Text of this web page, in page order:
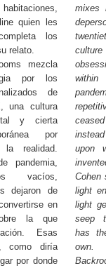
quien les
los
relato.
mezcla
por los
de
una cultura
y cierta
por
realidad.
pandemia,
vacíos,
dejaron de
en
la que
Esas
como diría
por donde
mixes
within
upon
Cohen
light
light
seep
has
own.